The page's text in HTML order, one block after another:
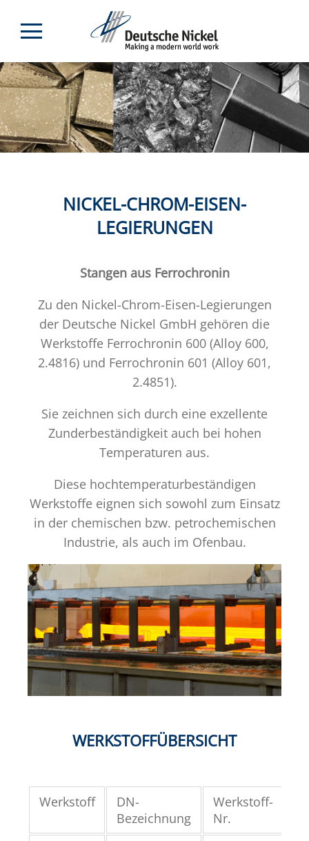
NICKEL-CHROM-EISEN-
LEGIERUNGEN
Stangen aus Ferrochronin
Zu den Nickel-Chrom-Eisen-Legierungen
der Deutsche Nickel GmbH gehören die
Werkstoffe Ferrochronin 600 (Alloy 600,
2.4816) und Ferrochronin 601 (Alloy 601,
2.4851).
Sie zeichnen sich durch eine exzellente
Zunderbeständigkeit auch bei hohen
Temperaturen aus.
Diese hochtemperaturbeständigen
Werkstoffe eignen sich sowohl zum Einsatz
in der chemischen bzw. petrochemischen
Industrie, als auch im Ofenbau.
WERKSTOFFÜBERSICHT
Werkstoff
DN-
Bezeichnung
Werkstoff-
Nr.